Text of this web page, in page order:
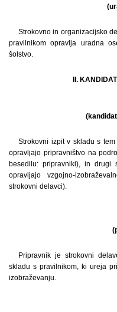
Strokovno in organizacijsko
pravilnikom opravlja uradna
šolstvo.
II.
Strokovni izpit v skladu s
opravljajo pripravništvo na
besedilu: pripravniki), in drugi
opravljajo vzgojno-
strokovni delavci).
Pripravnik je strokovni
skladu s pravilnikom, ki ureja
izobraževanju.